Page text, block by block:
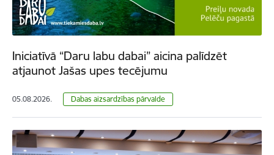
Iniciatīvā “Daru labu dabai” aicina palīdzēt
atjaunot Jašas upes tecējumu
05.08.2026. ​​​​​​​Dabas aizsardzības pārvalde